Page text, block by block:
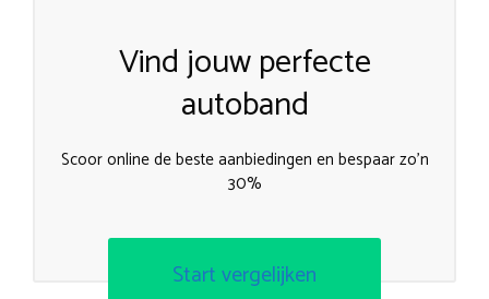
Vind jouw perfecte
autoband
Scoor online de beste aanbiedingen en bespaar zo’n
30%
Start vergelijken